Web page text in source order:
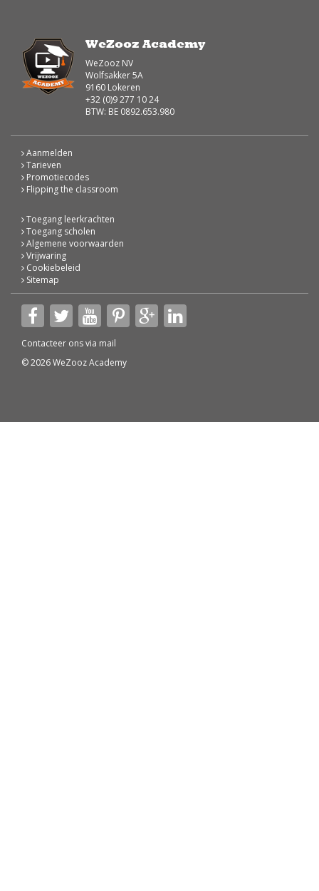
WeZooz Academy
WeZooz NV
Wolfsakker 5A
9160 Lokeren
+32 (0)9 277 10 24
BTW: BE 0892.653.980
Aanmelden
Tarieven
Promotiecodes
Flipping the classroom
Toegang leerkrachten
Toegang scholen
Algemene voorwaarden
Vrijwaring
Cookiebeleid
Sitemap
Contacteer ons via mail
© 2026 WeZooz Academy